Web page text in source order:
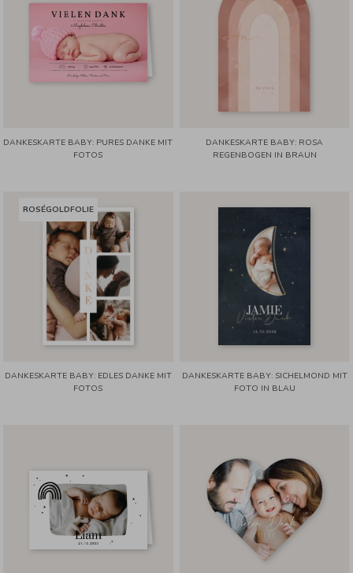
DANKESKARTE BABY: PURES DANKE MIT
FOTOS
DANKESKARTE BABY: ROSA
REGENBOGEN IN BRAUN
ROSÉGOLDFOLIE
DANKESKARTE BABY: EDLES DANKE MIT
FOTOS
DANKESKARTE BABY: SICHELMOND MIT
FOTO IN BLAU